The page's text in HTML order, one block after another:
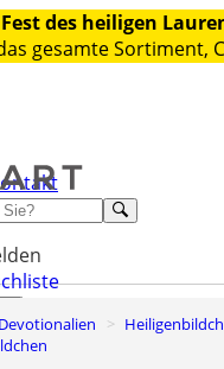
des heiligen
gesamte Sortiment,
Premium
Devotionalien